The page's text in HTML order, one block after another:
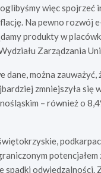
więc
Na pewno rozwój
produkty w
Zarządzania
dane, można
zmniejszyła się
– również o
odwiedzalności.